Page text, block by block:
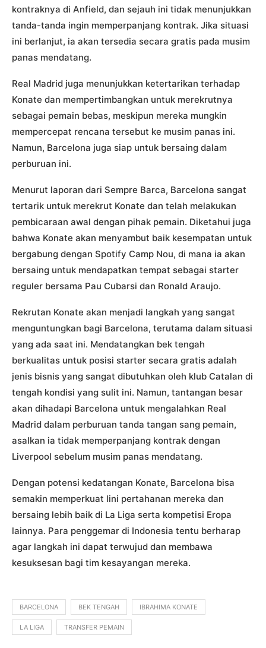
kontraknya di Anfield, dan sejauh ini tidak menunjukkan
tanda-tanda ingin memperpanjang kontrak. Jika situasi
ini berlanjut, ia akan tersedia secara gratis pada musim
panas mendatang.
Real Madrid juga menunjukkan ketertarikan terhadap
Konate dan mempertimbangkan untuk merekrutnya
sebagai pemain bebas, meskipun mereka mungkin
mempercepat rencana tersebut ke musim panas ini.
Namun, Barcelona juga siap untuk bersaing dalam
perburuan ini.
Menurut laporan dari Sempre Barca, Barcelona sangat
tertarik untuk merekrut Konate dan telah melakukan
pembicaraan awal dengan pihak pemain. Diketahui juga
bahwa Konate akan menyambut baik kesempatan untuk
bergabung dengan Spotify Camp Nou, di mana ia akan
bersaing untuk mendapatkan tempat sebagai starter
reguler bersama Pau Cubarsi dan Ronald Araujo.
Rekrutan Konate akan menjadi langkah yang sangat
menguntungkan bagi Barcelona, terutama dalam situasi
yang ada saat ini. Mendatangkan bek tengah
berkualitas untuk posisi starter secara gratis adalah
jenis bisnis yang sangat dibutuhkan oleh klub Catalan di
tengah kondisi yang sulit ini. Namun, tantangan besar
akan dihadapi Barcelona untuk mengalahkan Real
Madrid dalam perburuan tanda tangan sang pemain,
asalkan ia tidak memperpanjang kontrak dengan
Liverpool sebelum musim panas mendatang.
Dengan potensi kedatangan Konate, Barcelona bisa
semakin memperkuat lini pertahanan mereka dan
bersaing lebih baik di La Liga serta kompetisi Eropa
lainnya. Para penggemar di Indonesia tentu berharap
agar langkah ini dapat terwujud dan membawa
kesuksesan bagi tim kesayangan mereka.
BARCELONA BEK TENGAH IBRAHIMA KONATE
LA LIGA TRANSFER PEMAIN